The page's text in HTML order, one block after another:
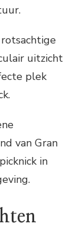
uitzicht
plek
van Gran
in